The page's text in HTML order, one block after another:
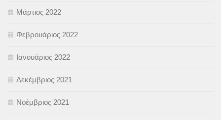
Μάρτιος 2022
Φεβρουάριος 2022
Ιανουάριος 2022
Δεκέμβριος 2021
Νοέμβριος 2021